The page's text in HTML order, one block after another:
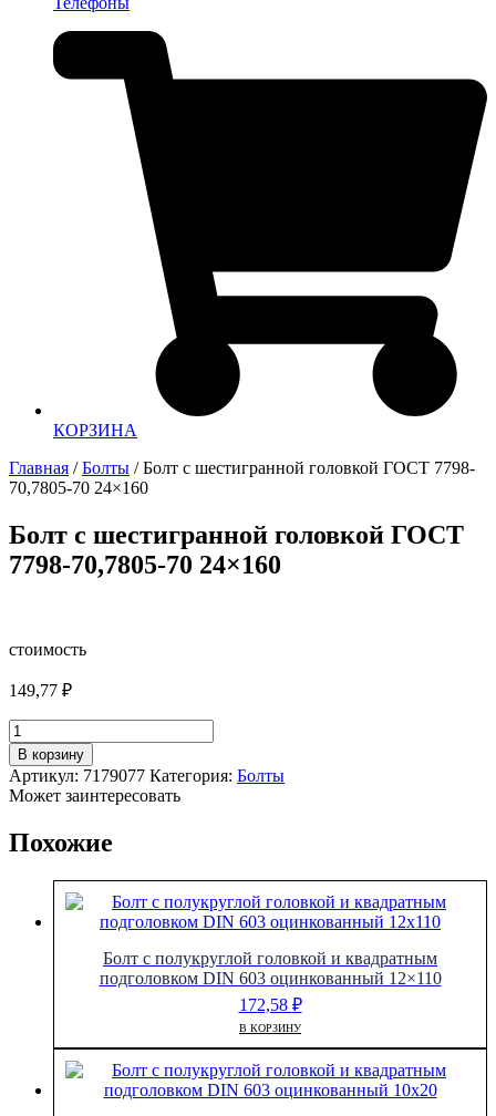
КОРЗИНА
Главная /Болты / Болт с шестигранной головкой ГОСТ 7798-
70,7805-70 24×160
Болт с шестигранной головкой ГОСТ
7798-70,7805-70 24×160
стоимость
149,77 ₽
Количество
товара
Болт
с
шестигранной
ГОСТ
70,7805-
24x160
В корзину
Артикул: 7179077 Категория: Болты
Может заинтересовать
Похожие
Болт с полукруглой головкой и квадратным
подголовком DIN 603 оцинкованный 12×110
172,58 ₽
В КОРЗИНУ